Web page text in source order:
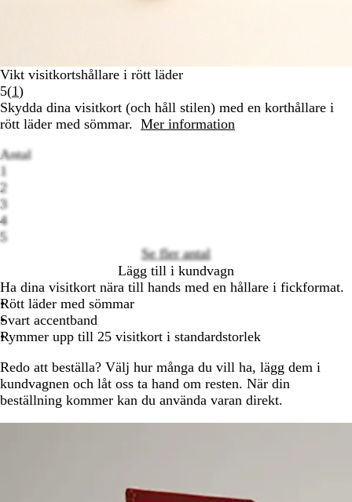
Vikt visitkortshållare i rött läder
5(1Läs
1
recensioner
)
Skydda dina visitkort (och håll stilen) med en korthållare i
rött läder med sömmar. Mer information
Antal
1
2
3
4
5
Se fler antal
Lägg till i kundvagn
Ha dina visitkort nära till hands med en hållare i fickformat.
Rött läder med sömmar
Svart accentband
Rymmer upp till 25 visitkort i standardstorlek
Redo att beställa? Välj hur många du vill ha, lägg dem i
kundvagnen och låt oss ta hand om resten. När din
beställning kommer kan du använda varan direkt.